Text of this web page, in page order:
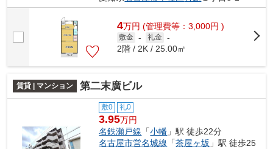
4万円 (管理費等：3,000円 )
敷金 - 礼金 -
2階 / 2K / 25.00㎡
賃貸 | マンション 第二末廣ビル
敷0 礼0
3.95万円
名鉄瀬戸線 「小幡 」駅 徒歩22分
名古屋市営名城線 「茶屋ヶ坂 」駅 徒歩25